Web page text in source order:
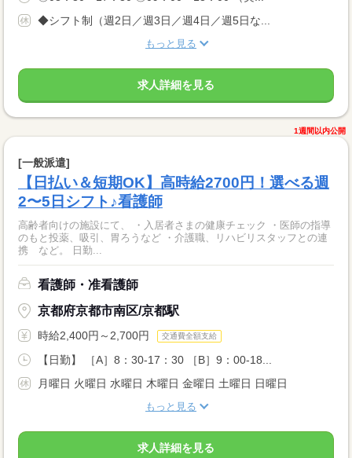
◆シフト制（週2日／週3日／週4日／週5日な...
もっと見る
求人詳細を見る
1週間以内公開
[一般派遣]
【日払い＆短期OK】高時給2700円！選べる週
2〜5日シフト♪看護師
高齢者向けの施設にて、 ・入居者さまの健康チェック ・医師の指導
のもと投薬、吸引、胃ろうなど ・介護職、リハビリスタッフとの連
携 など。 日勤...
看護師・准看護師
京都府京都市南区/京都駅
時給2,400円～2,700円 交通費全額支給
【日勤】 ［A］8：30-17：30 ［B］9：00-18...
月曜日 火曜日 水曜日 木曜日 金曜日 土曜日 日曜日
もっと見る
求人詳細を見る